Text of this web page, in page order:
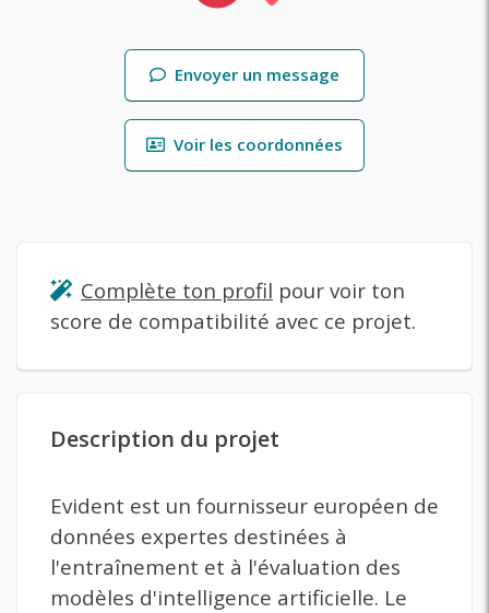
Envoyer un message
Voir les coordonnées
Complète ton profil pour voir ton
score de compatibilité avec ce projet.
Description du projet
Evident est un fournisseur européen de
données expertes destinées à
l'entraînement et à l'évaluation des
modèles d'intelligence artificielle. Le